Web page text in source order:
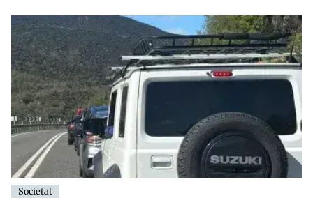
Societat